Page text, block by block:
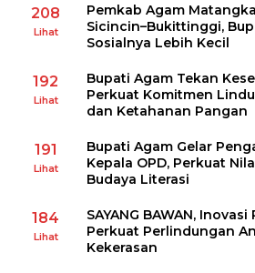
208
Lihat
Pemkab Agam
Sicincin–Bukittinggi,
Sosialnya Lebih Kecil
192
Lihat
Bupati Agam Tekan
Perkuat Komitmen
dan Ketahanan Pangan
191
Lihat
Bupati Agam Gelar
Kepala OPD, Perkuat
Budaya Literasi
184
Lihat
SAYANG BAWAN,
Perkuat Perlindungan
Kekerasan